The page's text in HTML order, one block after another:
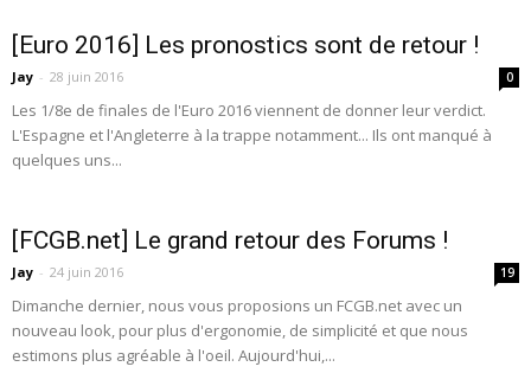
[Euro 2016] Les pronostics sont de retour !
Jay - 28 juin 2016 0
Les 1/8e de finales de l'Euro 2016 viennent de donner leur verdict.
L'Espagne et l'Angleterre à la trappe notamment... Ils ont manqué à
quelques uns...
[FCGB.net] Le grand retour des Forums !
Jay - 24 juin 2016 19
Dimanche dernier, nous vous proposions un FCGB.net avec un
nouveau look, pour plus d'ergonomie, de simplicité et que nous
estimons plus agréable à l'oeil. Aujourd'hui,...